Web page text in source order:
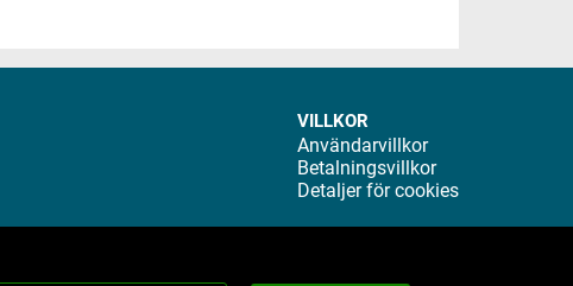
VILLKOR
Användarvillkor
Betalningsvillkor
Detaljer för cookies